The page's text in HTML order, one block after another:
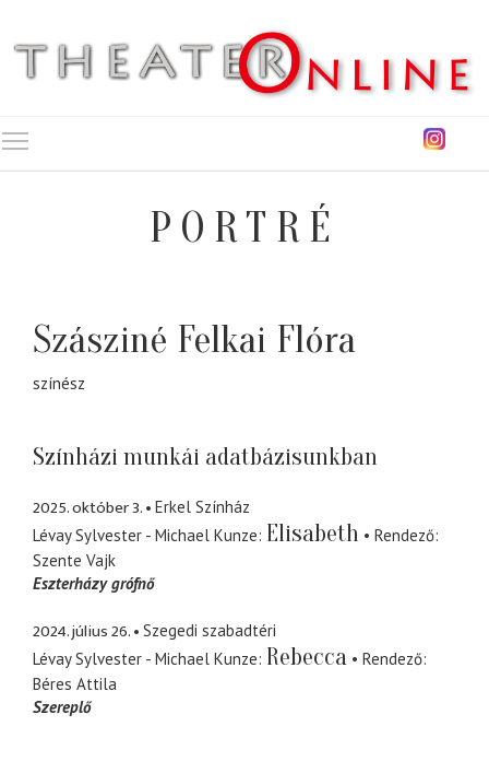
PORTRÉ
Szásziné Felkai Flóra
színész
Színházi munkái adatbázisunkban
2025. október 3.
Erkel Színház
Lévay Sylvester - Michael Kunze Elisabeth
Rendező
Szente Vajk
Eszterházy grófnő
2024. július 26.
Szegedi szabadtéri
Lévay Sylvester - Michael Kunze Rebecca
Rendező
Béres Attila
Szereplő